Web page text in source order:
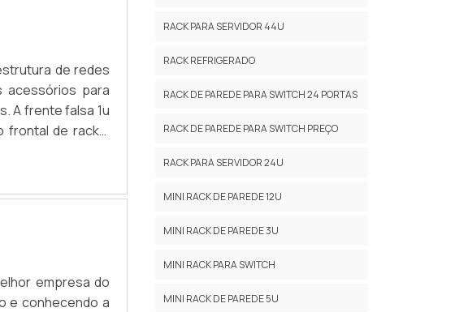
de redes
acessórios para
A frente falsa 1u
de racks,
19 polegadas, a
- Preto; - Bege;
empresa do
e conhecendo a
RACK PARA SERVIDOR 44U
RACK REFRIGERADO
RACK DE PAREDE PARA SWITCH 24 PORTAS
RACK DE PAREDE PARA SWITCH PREÇO
RACK PARA SERVIDOR 24U
MINI RACK DE PAREDE 12U
MINI RACK DE PAREDE 3U
MINI RACK PARA SWITCH
MINI RACK DE PAREDE 5U